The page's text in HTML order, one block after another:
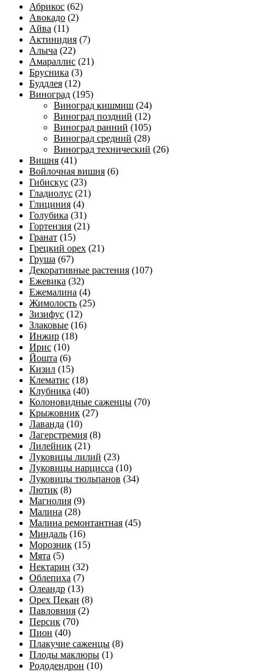
Абрикос (62)
Авокадо (2)
Айва (11)
Актинидия (7)
Алыча (22)
Амараллис (21)
Брусника (3)
Буддлея (12)
Виноград (195)
Виноград кишмиш (24)
Виноград поздний (12)
Виноград ранний (105)
Виноград средний (28)
Виноград технический (26)
Вишня (41)
Войлочная вишня (6)
Гибискус (23)
Гладиолус (21)
Глициния (4)
Голубика (31)
Гортензия (21)
Гранат (15)
Грецкий орех (21)
Груша (67)
Декоративные растения (107)
Ежевика (32)
Ежемалина (4)
Жимолость (25)
Зизифус (12)
Злаковые (16)
Инжир (18)
Ирис (10)
Йошта (6)
Кизил (15)
Клематис (18)
Клубника (40)
Колоновидные саженцы (70)
Крыжовник (27)
Лаванда (10)
Лагерстремия (8)
Лилейник (21)
Луковицы лилий (23)
Луковицы нарцисса (10)
Луковицы тюльпанов (34)
Лютик (8)
Магнолия (9)
Малина (28)
Малина ремонтантная (45)
Миндаль (16)
Морозник (15)
Мята (5)
Нектарин (32)
Облепиха (7)
Олеандр (13)
Орех Пекан (8)
Павловния (2)
Персик (70)
Пион (40)
Плакучие саженцы (8)
Плоды маклюры (1)
Рододендрон (10)